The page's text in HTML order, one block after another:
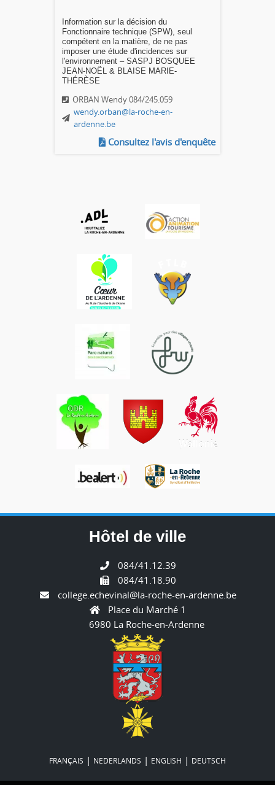
Information sur la décision du
Fonctionnaire technique (SPW), seul
compétent en la matière, de ne pas
imposer une étude d'incidences sur
l'environnement – SASPJ BOSQUEE
JEAN-NOËL & BLAISE MARIE-
THÉRÈSE
ORBAN Wendy 084/245.059
wendy.orban@la-roche-en-
ardenne.be
Consultez l'avis d'enquête
Hôtel de ville
084/41.12.39
084/41.18.90
college.echevinal@la-roche-en-ardenne.be
Place du Marché 1
6980 La Roche-en-Ardenne
FRANÇAIS | NEDERLANDS | ENGLISH | DEUTSCH